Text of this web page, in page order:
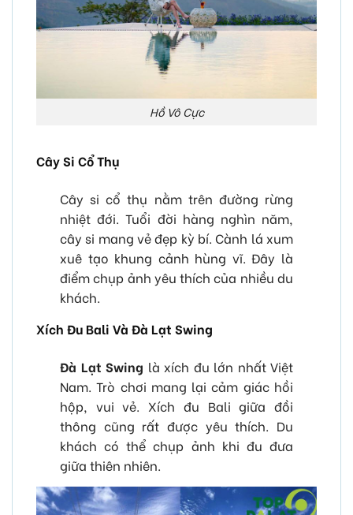
Hồ Vô Cực
Cây Si Cổ Thụ
Cây si cổ thụ nằm trên đường rừng
nhiệt đới. Tuổi đời hàng nghìn năm,
cây si mang vẻ đẹp kỳ bí. Cành lá xum
xuê tạo khung cảnh hùng vĩ. Đây là
điểm chụp ảnh yêu thích của nhiều du
khách.
Xích Đu Bali Và Đà Lạt Swing
Đà Lạt Swing là xích đu lớn nhất Việt
Nam. Trò chơi mang lại cảm giác hồi
hộp, vui vẻ. Xích đu Bali giữa đồi
thông cũng rất được yêu thích. Du
khách có thể chụp ảnh khi đu đưa
giữa thiên nhiên.